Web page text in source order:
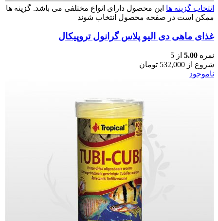
انتخاب گزینه ها این محصول دارای انواع مختلفی می باشد. گزینه ها
ممکن است در صفحه محصول انتخاب شوند
غذای ماهی دی الیو پلاس گرانول تروپیکال
نمره 5.00 از 5
شروع از 532,000 تومان
ناموجود